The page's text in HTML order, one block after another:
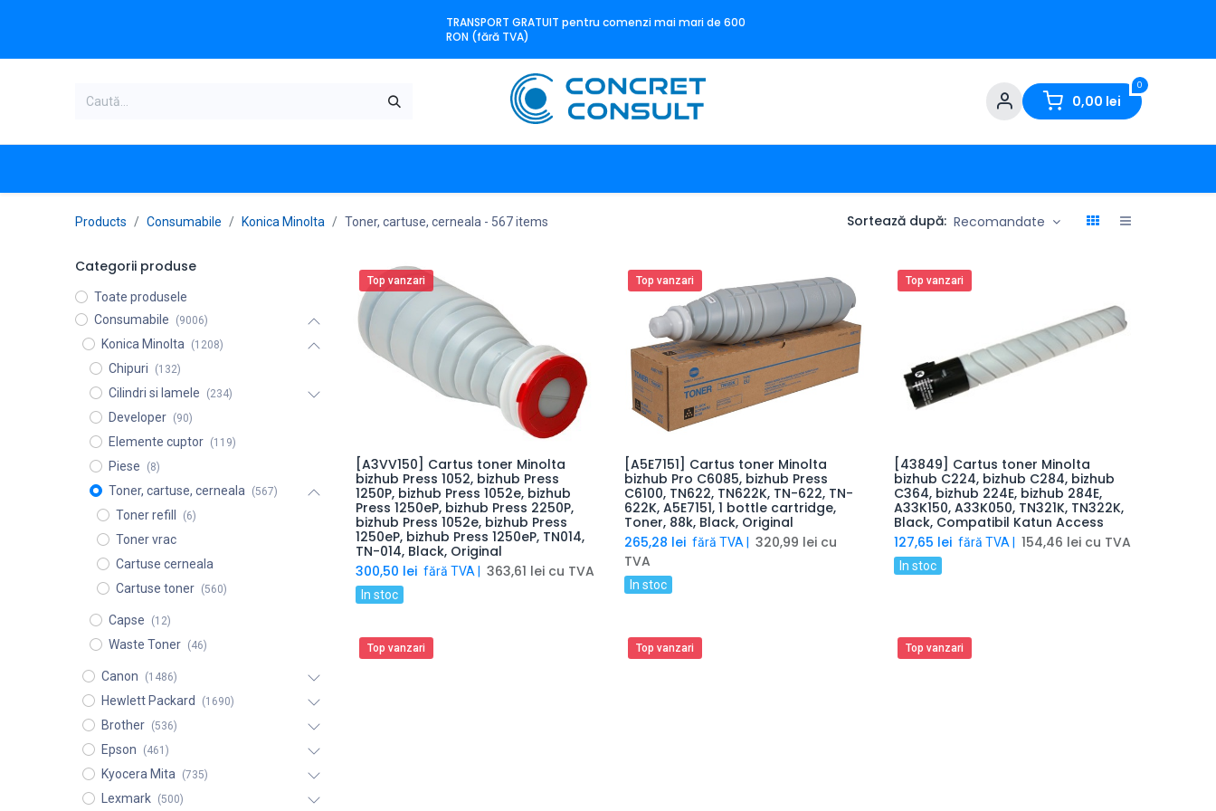
TRANSPORT GRATUIT pentru comenzi mai mari de 600
RON (fără TVA)
0
0,00 lei
Products Consumabile Konica Minolta Toner, cartuse, cerneala - 567 items Sortează după: Recomandate
Categorii produse
Toate produsele
Consumabile
(9006)
Konica Minolta (1208)
Chipuri (132)
Cilindri si lamele (234)
Developer (90)
Elemente cuptor (119)
Piese (8)
Toner, cartuse, cerneala (567)
Toner refill (6)
Toner vrac
Cartuse cerneala
Cartuse toner
(560)
Capse (12)
Waste Toner (46)
Canon (1486)
Hewlett Packard (1690)
Brother (536)
Epson (461)
Kyocera Mita (735)
Lexmark (500)
Top vanzari
Adaugă produsul în coș
[A3VV150] Cartus toner Minolta
bizhub Press 1052, bizhub Press
1250P, bizhub Press 1052e, bizhub
Press 1250eP, bizhub Press 2250P,
bizhub Press 1052e, bizhub Press
1250eP, bizhub Press 1250eP, TN014,
TN-014, Black, Original
300,50 lei fără TVA | 363,61 leicu TVA
In stoc
Top vanzari
Adaugă produsul în coș
[A5E7151] Cartus toner Minolta
bizhub Pro C6085, bizhub Press
C6100, TN622, TN622K, TN-622, TN-
622K, A5E7151, 1 bottle cartridge,
Toner, 88k, Black, Original
265,28 lei fără TVA | 320,99 lei cu
TVA
In stoc
Top vanzari
Adaugă produsul în coș
[43849] Cartus toner Minolta
bizhub C224, bizhub C284, bizhub
C364, bizhub 224E, bizhub 284E,
A33K150, A33K050, TN321K, TN322K,
Black, Compatibil Katun Access
127,65 lei fără TVA | 154,46 leicu TVA
In stoc
Top vanzari Top vanzari Top vanzari